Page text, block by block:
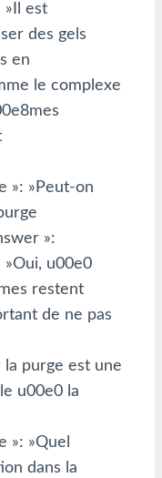
»Il est
des gels
en
le complexe
»: »Peut-on
»:
»Oui, u00e0
restent
de ne pas
purge est une
u00e0 la
»: »Quel
dans la